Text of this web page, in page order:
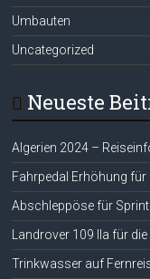
Umbauten
Uncategorized
Neueste
Algerien 2024 –
Fahrpedal Erhöhung für
Abschleppöse für
Landrover 109 IIa für
Trinkwasser auf